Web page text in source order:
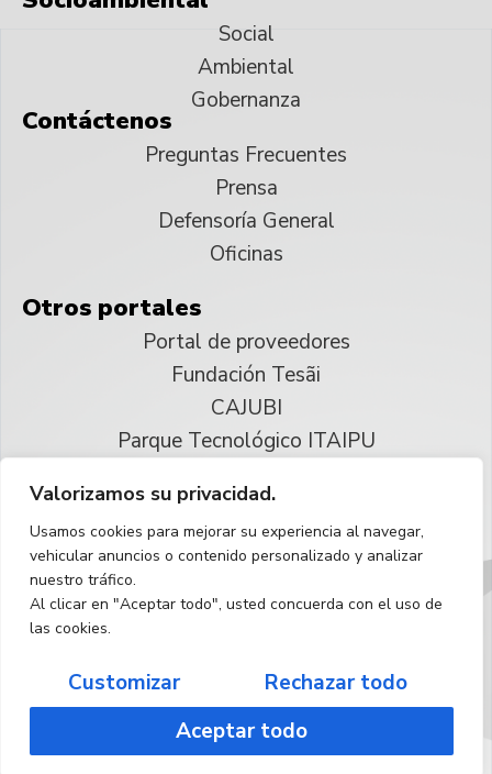
Valorizamos su privacidad.
Usamos cookies para mejorar su experiencia al navegar,
vehicular anuncios o contenido personalizado y analizar
nuestro tráfico.
Al clicar en "Aceptar todo", usted concuerda con el uso de
las cookies.
Customizar
Rechazar todo
Aceptar todo
Social
Ambiental
Gobernanza
Contáctenos
Preguntas Frecuentes
Prensa
Defensoría General
Oficinas
Otros portales
Portal de proveedores
Fundación Tesãi
CAJUBI
Parque Tecnológico ITAIPU
Reservados todos los derechos
Español